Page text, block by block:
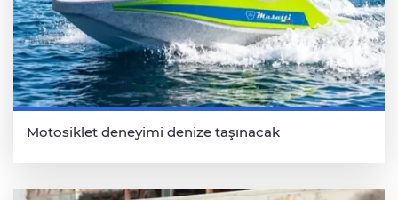
Motosiklet deneyimi denize taşınacak